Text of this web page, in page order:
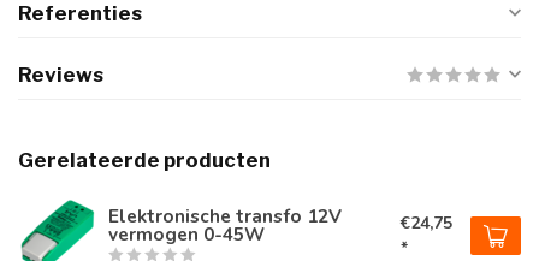
Referenties
Reviews
Gerelateerde producten
Elektronische transfo 12V
vermogen 0-45W
€24,75
*